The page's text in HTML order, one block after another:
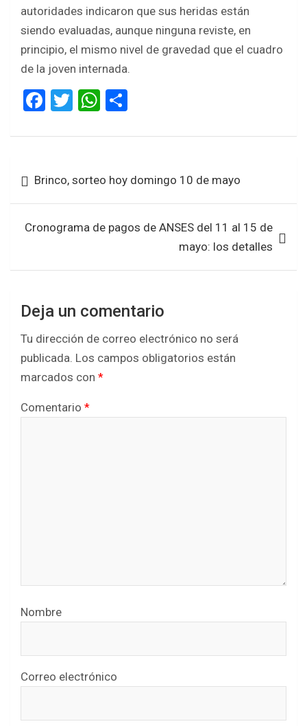
autoridades indicaron que sus heridas están
siendo evaluadas, aunque ninguna reviste, en
principio, el mismo nivel de gravedad que el cuadro
de la joven internada.
F
ce
o
o
k
T
tt
W
at
A
p
p
ar
de
entradas
Brinco, sorteo hoy domingo 10 de mayo
Cronograma de pagos de ANSES del 11 al 15 de
mayo: los detalles
Deja un comentario
Tu dirección de correo electrónico no será
publicada. Los campos obligatorios están
marcados con *
Comentario *
Nombre
Correo electrónico